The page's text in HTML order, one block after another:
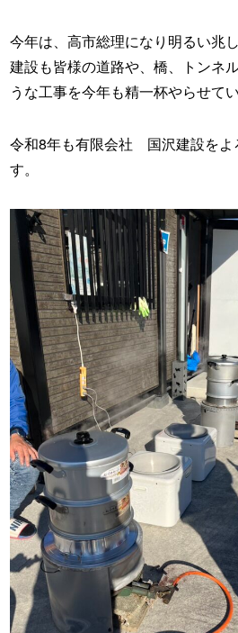
今年は、高市総理になり明るい兆
建設も皆様の道路や、橋、トンネ
うな工事を今年も精一杯やらせて
令和8年も有限会社 国沢建設をよ
す。